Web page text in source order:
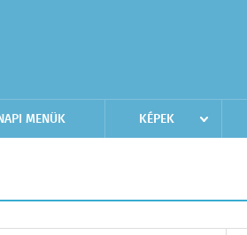
MENÜK KÉPEK